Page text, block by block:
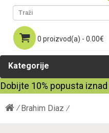
0 proizvod(a) - 0.00€
Kategorije
Dobijte 10% popusta iznad
Brahim Diaz